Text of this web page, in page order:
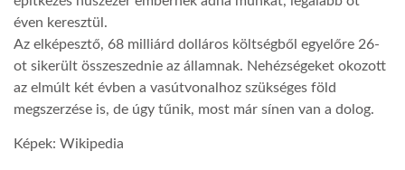
éven keresztül.
Az elképesztő, 68 milliárd dolláros költségből egyelőre 26-
ot sikerült összeszednie az államnak. Nehézségeket okozott
az elmúlt két évben a vasútvonalhoz szükséges föld
megszerzése is, de úgy tűnik, most már sínen van a dolog.
Képek: Wikipedia